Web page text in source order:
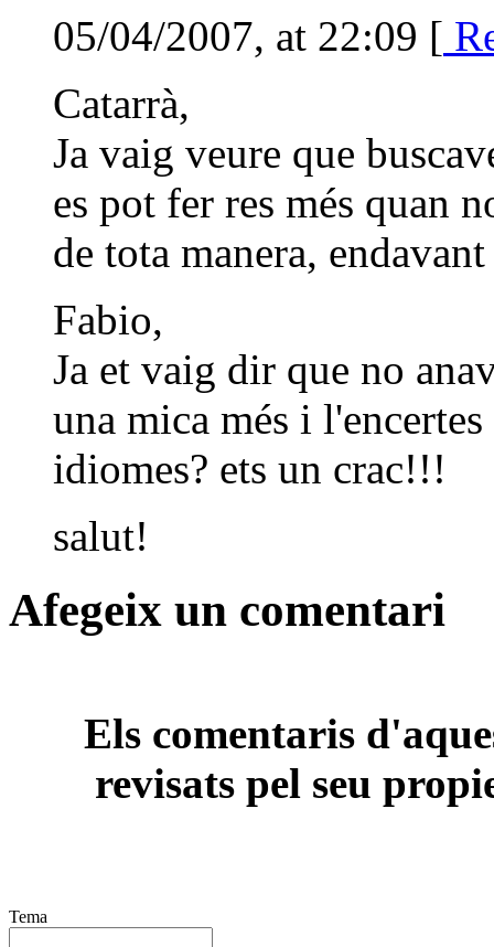
05/04/2007, at 22:09 [
Catarrà,
Ja vaig veure que
es pot fer res més quan
de tota manera,
Fabio,
Ja et vaig dir que no
una mica més i
idiomes? ets un crac!!!
salut!
Afegeix un comentari
Els comentaris
revisats pel seu
Tema